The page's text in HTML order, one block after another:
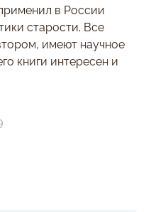
в России
старости. Все
имеют научное
книги интересен и